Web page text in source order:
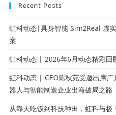
Recent Posts
虹科动态|具身智能 Sim2Real 虚
案
虹科动态 | 2026年6月动态精彩回
虹科动态 | CEO陈秋苑受邀出席
器人与智能制造企业出海破局之路
从靠天吃饭到科技种田，虹科与